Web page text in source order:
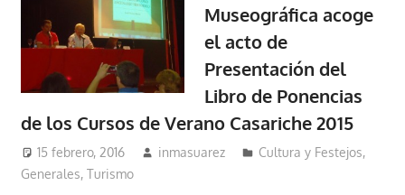
Museográfica acoge
el acto de
Presentación del
Libro de Ponencias
de los Cursos de Verano Casariche 2015
15 febrero, 2016 inmasuarez Cultura y Festejos,
Generales, Turismo